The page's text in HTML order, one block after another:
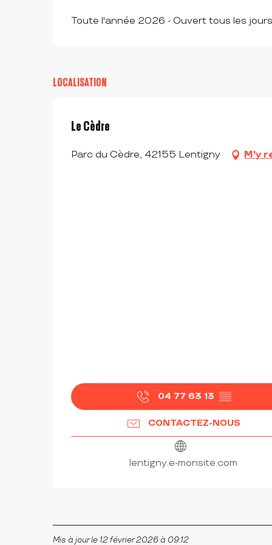
Toute l'année 2026 - Ouvert tous les jours
LOCALISATION
Le Cèdre
Parc du Cèdre, 42155 Lentigny M'y
04 77 63 13 ▒▒
CONTACTEZ-NOUS
lentigny.e-monsite.com
Mis à jour le 12 février 2026 à 09:12